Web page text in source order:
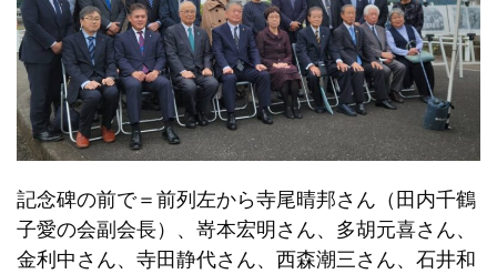
記念碑の前で＝前列左から寺尾晴邦さん（田内千鶴
子愛の会副会長）、嵜本宏明さん、多胡元喜さん、
金利中さん、寺田静代さん、西森潮三さん、石井和